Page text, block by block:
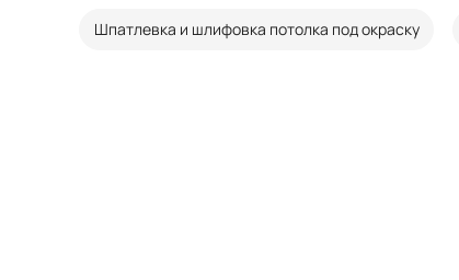
Шпатлевка и шлифовка потолка под окраску